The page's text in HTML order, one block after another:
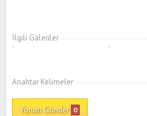
İlgili Galeriler
Anahtar Kelimeler
Yorum Gönder 0